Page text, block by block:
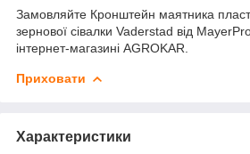
Замовляйте Кронштейн маятника
зернової сівалки Vaderstad від
інтернет-магазині AGROKAR.
Приховати
Характеристики